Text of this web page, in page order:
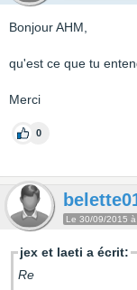
Bonjour AHM,
qu'est ce que tu
Merci
0
Le 30/09/2015 à
jex et laeti a écrit:
Re